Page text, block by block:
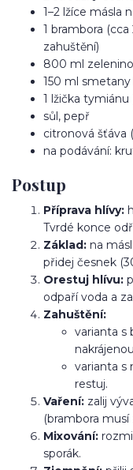
1–2 lžíce másla
1 brambora
zahuštění)
800 ml
150 ml smetany
1 lžička
sůl, pepř
citronová šťáva
na podávání:
Postup
Příprava hlívy:
Tvrdé konce
Základ: na
přidej česnek
Orestuj hlívu:
odpaří voda a
Zahuštění:
varianta s
varianta s
restuj.
Vaření: zalij
(brambora
Mixování:
sporák.